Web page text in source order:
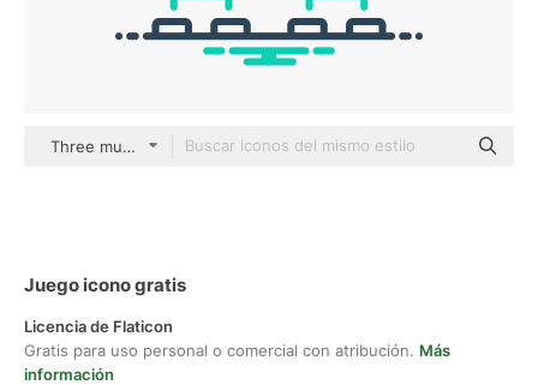
Three musketeers outline
Juego icono gratis
Licencia de Flaticon
Gratis para uso personal o comercial con atribución. Más
información